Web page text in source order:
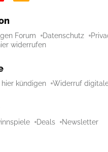
Forum Datenschutz
widerrufen
hier kündigen Widerruf
Deals Newsletter